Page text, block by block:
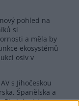
pohled na
si
a měla by
ekosystémů
osiv v
s Jihočeskou
Španělska a
Phytologist.